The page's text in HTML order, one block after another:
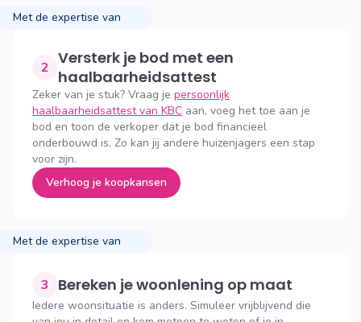
Met de expertise van
2 Versterk je bod met een
haalbaarheidsattest
Zeker van je stuk? Vraag je persoonlijk
haalbaarheidsattest van KBC aan, voeg het toe aan je
bod en toon de verkoper dat je bod financieel
onderbouwd is. Zo kan jij andere huizenjagers een stap
voor zijn.
Verhoog je koopkansen
Met de expertise van
3 Bereken je woonlening op maat
Iedere woonsituatie is anders. Simuleer vrijblijvend die